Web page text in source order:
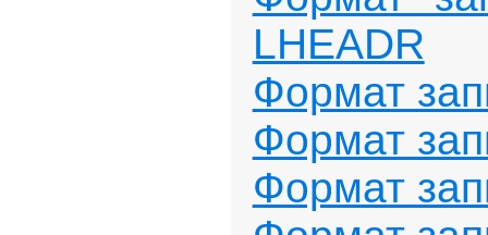
LHEADR
Формат
Формат
Формат